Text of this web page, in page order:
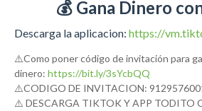
💰 Gana Dinero
Descarga la aplicacion: https://
⚠️Como poner código de invitación para
dinero: https://bit.ly/3sYcbQQ
⚠️CODIGO DE INVITACION:
⚠️ DESCARGA TIKTOK Y APP TODITO